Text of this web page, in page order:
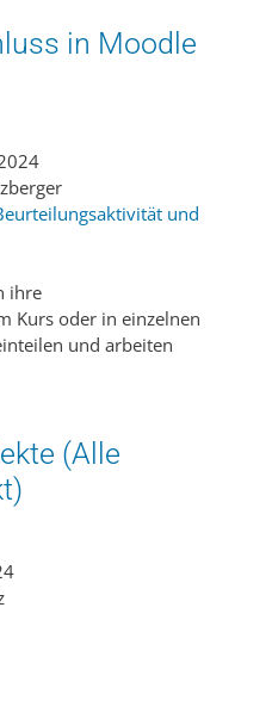
in Moodle
und
ihre
Kurs oder in einzelnen
und arbeiten
(Alle